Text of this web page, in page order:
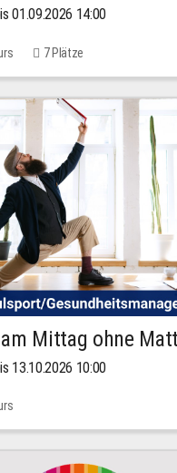
01.09.2026 14:00
7 Plätze
Mittag ohne
13.10.2026 10:00